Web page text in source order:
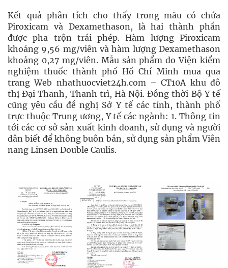
Kết quả phân tích cho thấy trong mẫu có chứa
Piroxicam và Dexamethason, là hai thành phần
được pha trộn trái phép. Hàm lượng Piroxicam
khoảng 9,56 mg/viên và hàm lượng Dexamethason
khoảng 0,27 mg/viên. Mẫu sản phẩm do Viện kiểm
nghiệm thuốc thành phố Hồ Chí Minh mua qua
trang Web nhathuocviet24h.com – CT10A khu đô
thị Đại Thanh, Thanh trì, Hà Nội. Đồng thời Bộ Y tế
cũng yêu cầu đề nghị Sở Y tế các tỉnh, thành phố
trực thuộc Trung ương, Y tế các ngành: 1. Thông tin
tới các cơ sở sản xuất kinh doanh, sử dụng và người
dân biết để không buôn bán, sử dụng sản phẩm Viên
nang Linsen Double Caulis.